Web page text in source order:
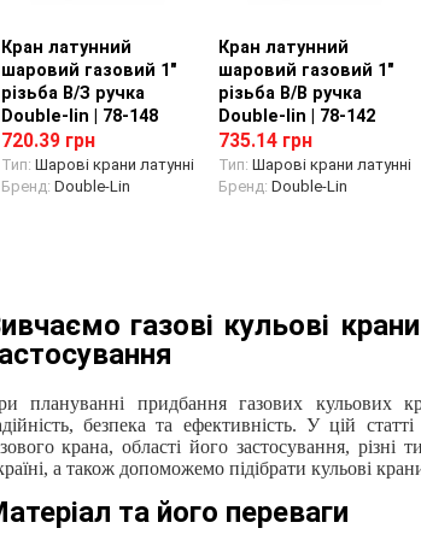
Перегляд товару
Кран латунний
шаровий газовий 1"
різьба В/З ручка
Double-lin | 78-148
720.39 грн
Тип: Шарові крани латунні
Бренд: Double-Lin
Перегляд товару
Кран латунний
шаровий газовий 1"
різьба В/В ручка
Double-lin | 78-142
735.14 грн
Тип: Шарові крани латунні
Бренд: Double-Lin
газові кульові
плануванні придбання газових кульових
безпека та ефективність. У цій
крана, області його застосування,
а також допоможемо підібрати кульові
та його переваги